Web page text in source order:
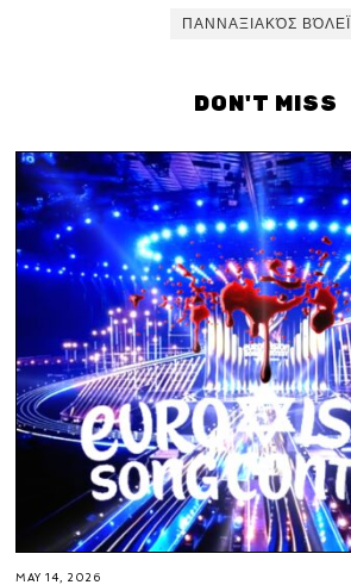
ΠΑΝΝΑΞΙΑΚΌΣ ΒΌΛΕΪ
DON'T MISS
MAY 14, 2026